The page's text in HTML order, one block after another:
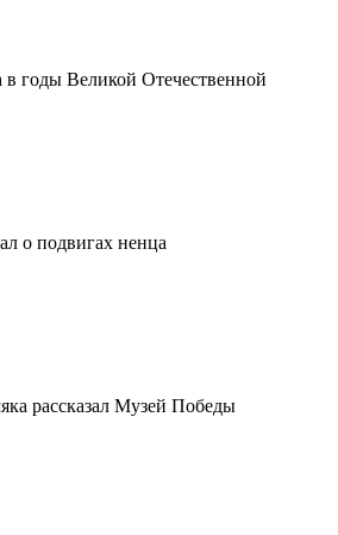
в годы Великой Отечественной
о подвигах ненца
рассказал Музей Победы